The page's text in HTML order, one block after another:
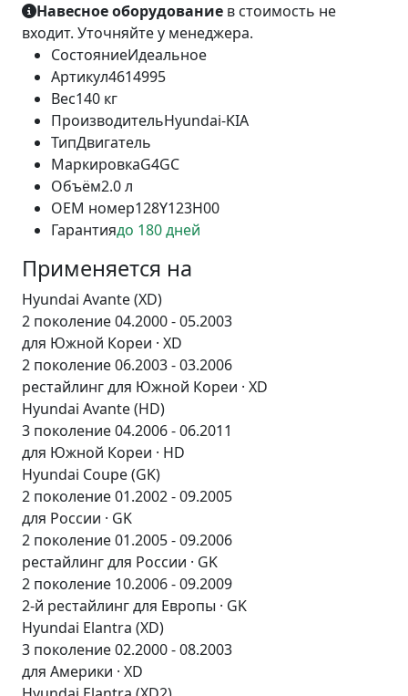
Навесное оборудование в стоимость не
входит. Уточняйте у менеджера.
СостояниеИдеальное
Артикул4614995
Вес140 кг
ПроизводительHyundai-KIA
ТипДвигатель
МаркировкаG4GC
Объём2.0 л
OEM номер128Y123H00
Гарантиядо 180 дней
Применяется на
Hyundai Avante (XD)
2 поколение 04.2000 - 05.2003
для Южной Кореи · XD
2 поколение 06.2003 - 03.2006
рестайлинг для Южной Кореи · XD
Hyundai Avante (HD)
3 поколение 04.2006 - 06.2011
для Южной Кореи · HD
Hyundai Coupe (GK)
2 поколение 01.2002 - 09.2005
для России · GK
2 поколение 01.2005 - 09.2006
рестайлинг для России · GK
2 поколение 10.2006 - 09.2009
2-й рестайлинг для Европы · GK
Hyundai Elantra (XD)
3 поколение 02.2000 - 08.2003
для Америки · XD